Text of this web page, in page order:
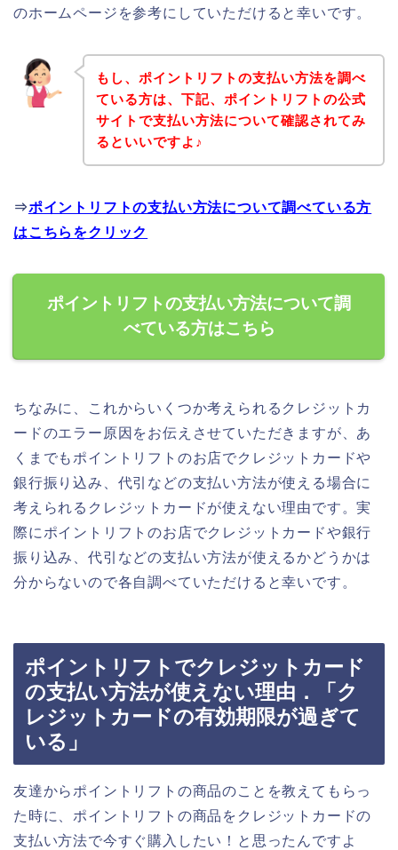
のホームページを参考にしていただけると幸いです。
もし、ポイントリフトの支払い方法を調べ
ている方は、下記、ポイントリフトの公式
サイトで支払い方法について確認されてみ
るといいですよ♪
⇒ポイントリフトの支払い方法について調べている方
はこちらをクリック
ポイントリフトの支払い方法について調
べている方はこちら
ちなみに、これからいくつか考えられるクレジットカ
ードのエラー原因をお伝えさせていただきますが、あ
くまでもポイントリフトのお店でクレジットカードや
銀行振り込み、代引などの支払い方法が使える場合に
考えられるクレジットカードが使えない理由です。実
際にポイントリフトのお店でクレジットカードや銀行
振り込み、代引などの支払い方法が使えるかどうかは
分からないので各自調べていただけると幸いです。
ポイントリフトでクレジットカード
の支払い方法が使えない理由．「ク
レジットカードの有効期限が過ぎて
いる」
友達からポイントリフトの商品のことを教えてもらっ
た時に、ポイントリフトの商品をクレジットカードの
支払い方法で今すぐ購入したい！と思ったんですよ